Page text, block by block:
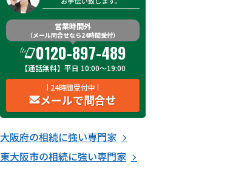
営業時間外
（メール問合せなら24時間受付）
0120-897-489
【通話無料】平日 10:00～19:00
24時間受付中
メールで問合せ
大阪府の相続に強い専門家
東大阪市の相続に強い専門家